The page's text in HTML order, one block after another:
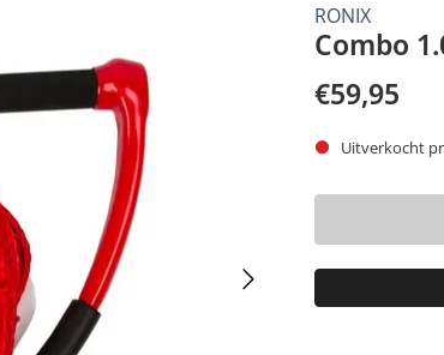
RONIX
Combo
€59,95
Uitverkocht